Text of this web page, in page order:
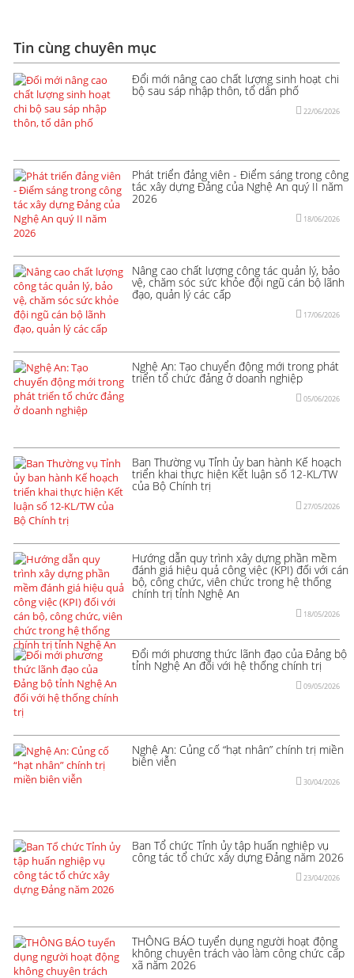
Tin cùng chuyên mục
Đổi mới nâng cao chất lượng sinh hoạt chi
bộ sau sáp nhập thôn, tổ dân phố
22/06/2026
Phát triển đảng viên - Điểm sáng trong công
tác xây dựng Đảng của Nghệ An quý II năm
2026
18/06/2026
Nâng cao chất lượng công tác quản lý, bảo
vệ, chăm sóc sức khỏe đội ngũ cán bộ lãnh
đạo, quản lý các cấp
17/06/2026
Nghệ An: Tạo chuyển động mới trong phát
triển tổ chức đảng ở doanh nghiệp
05/06/2026
Ban Thường vụ Tỉnh ủy ban hành Kế hoạch
triển khai thực hiện Kết luận số 12-KL/TW
của Bộ Chính trị
27/05/2026
Hướng dẫn quy trình xây dựng phần mềm
đánh giá hiệu quả công việc (KPI) đối với cán
bộ, công chức, viên chức trong hệ thống
chính trị tỉnh Nghệ An
18/05/2026
Đổi mới phương thức lãnh đạo của Đảng bộ
tỉnh Nghệ An đối với hệ thống chính trị
09/05/2026
Nghệ An: Củng cố “hạt nhân” chính trị miền
biên viễn
30/04/2026
Ban Tổ chức Tỉnh ủy tập huấn nghiệp vụ
công tác tổ chức xây dựng Đảng năm 2026
23/04/2026
THÔNG BÁO tuyển dụng người hoạt động
không chuyên trách vào làm công chức cấp
xã năm 2026